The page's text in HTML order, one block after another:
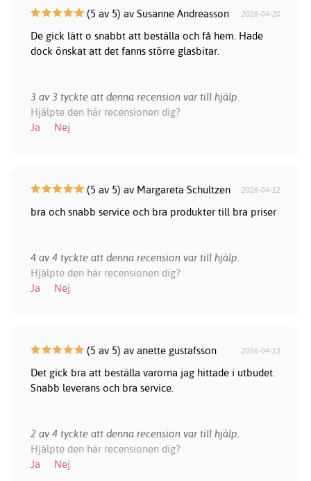
(5 av 5) av Susanne Andreasson 2026-04-20
De gick lätt o snabbt att beställa och få hem. Hade
dock önskat att det fanns större glasbitar.
3 av 3 tyckte att denna recension var till hjälp.
Hjälpte den här recensionen dig?
Ja
Nej
(5 av 5) av Margareta Schultzen 2026-04-12
bra och snabb service och bra produkter till bra priser
4 av 4 tyckte att denna recension var till hjälp.
Hjälpte den här recensionen dig?
Ja
Nej
(5 av 5) av anette gustafsson 2026-04-13
Det gick bra att beställa varorna jag hittade i utbudet.
Snabb leverans och bra service.
2 av 4 tyckte att denna recension var till hjälp.
Hjälpte den här recensionen dig?
Ja
Nej